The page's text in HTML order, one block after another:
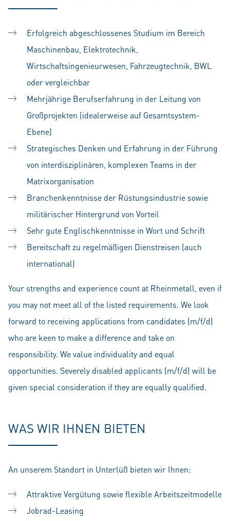
Erfolgreich abgeschlossenes Studium im Bereich
Maschinenbau, Elektrotechnik,
Wirtschaftsingenieurwesen, Fahrzeugtechnik, BWL
oder vergleichbar
Mehrjährige Berufserfahrung in der Leitung von
Großprojekten (idealerweise auf Gesamtsystem-
Ebene)
Strategisches Denken und Erfahrung in der Führung
von interdisziplinären, komplexen Teams in der
Matrixorganisation
Branchenkenntnisse der Rüstungsindustrie sowie
militärischer Hintergrund von Vorteil
Sehr gute Englischkenntnisse in Wort und Schrift
Bereitschaft zu regelmäßigen Dienstreisen (auch
international)
Your strengths and experience count at Rheinmetall, even if
you may not meet all of the listed requirements. We look
forward to receiving applications from candidates (m/f/d)
who are keen to make a difference and take on
responsibility. We value individuality and equal
opportunities. Severely disabled applicants (m/f/d) will be
given special consideration if they are equally qualified.
WAS WIR IHNEN BIETEN
An unserem Standort in Unterlüß bieten wir Ihnen:
Attraktive Vergütung sowie flexible Arbeitszeitmodelle
Jobrad-Leasing